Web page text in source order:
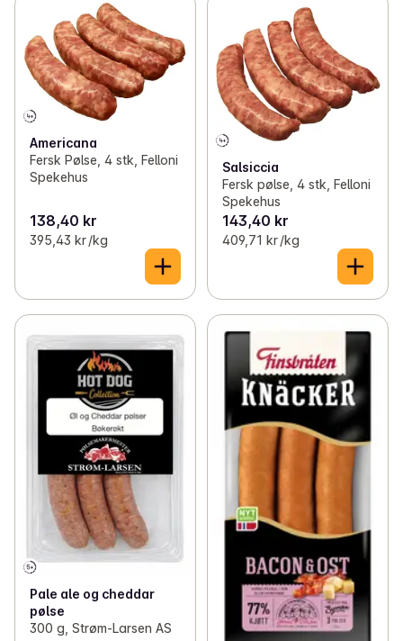
Americana
Fersk Pølse, 4 stk, Felloni
Spekehus
138,40 kr
395,43 kr /kg
Salsiccia
Fersk pølse, 4 stk, Felloni
Spekehus
143,40 kr
409,71 kr /kg
Pale ale og cheddar
pølse
300 g, Strøm-Larsen AS